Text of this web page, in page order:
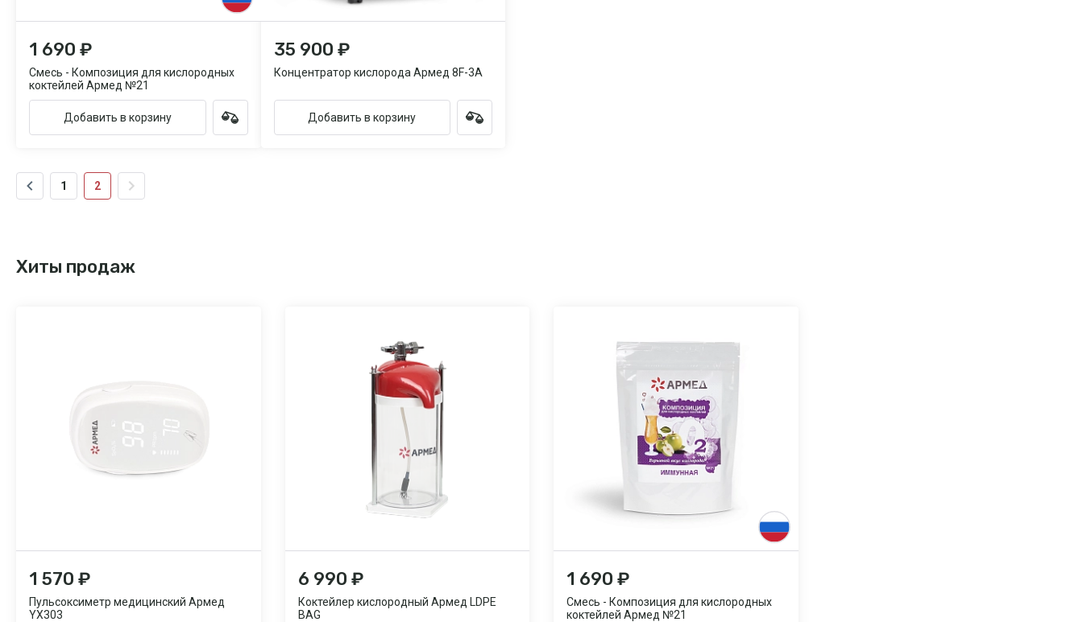
1 690 ₽
Смесь - Композиция для кислородных
коктейлей Армед №21
Добавить в корзину
35 900 ₽
Концентратор кислорода Армед 8F-3A
Добавить в корзину
1 2
Хиты продаж
1 570 ₽
Пульсоксиметр медицинский Армед
YX303
6 990 ₽
Коктейлер кислородный Армед LDPE
BAG
1 690 ₽
Смесь - Композиция для кислородных
коктейлей Армед №21